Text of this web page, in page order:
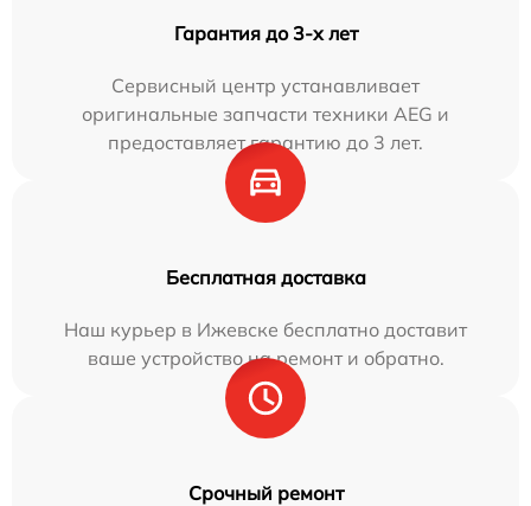
Гарантия до 3-х лет
Сервисный центр устанавливает
оригинальные запчасти техники AEG и
предоставляет гарантию до 3 лет.
Бесплатная доставка
Наш курьер в Ижевске бесплатно доставит
ваше устройство на ремонт и обратно.
Срочный ремонт